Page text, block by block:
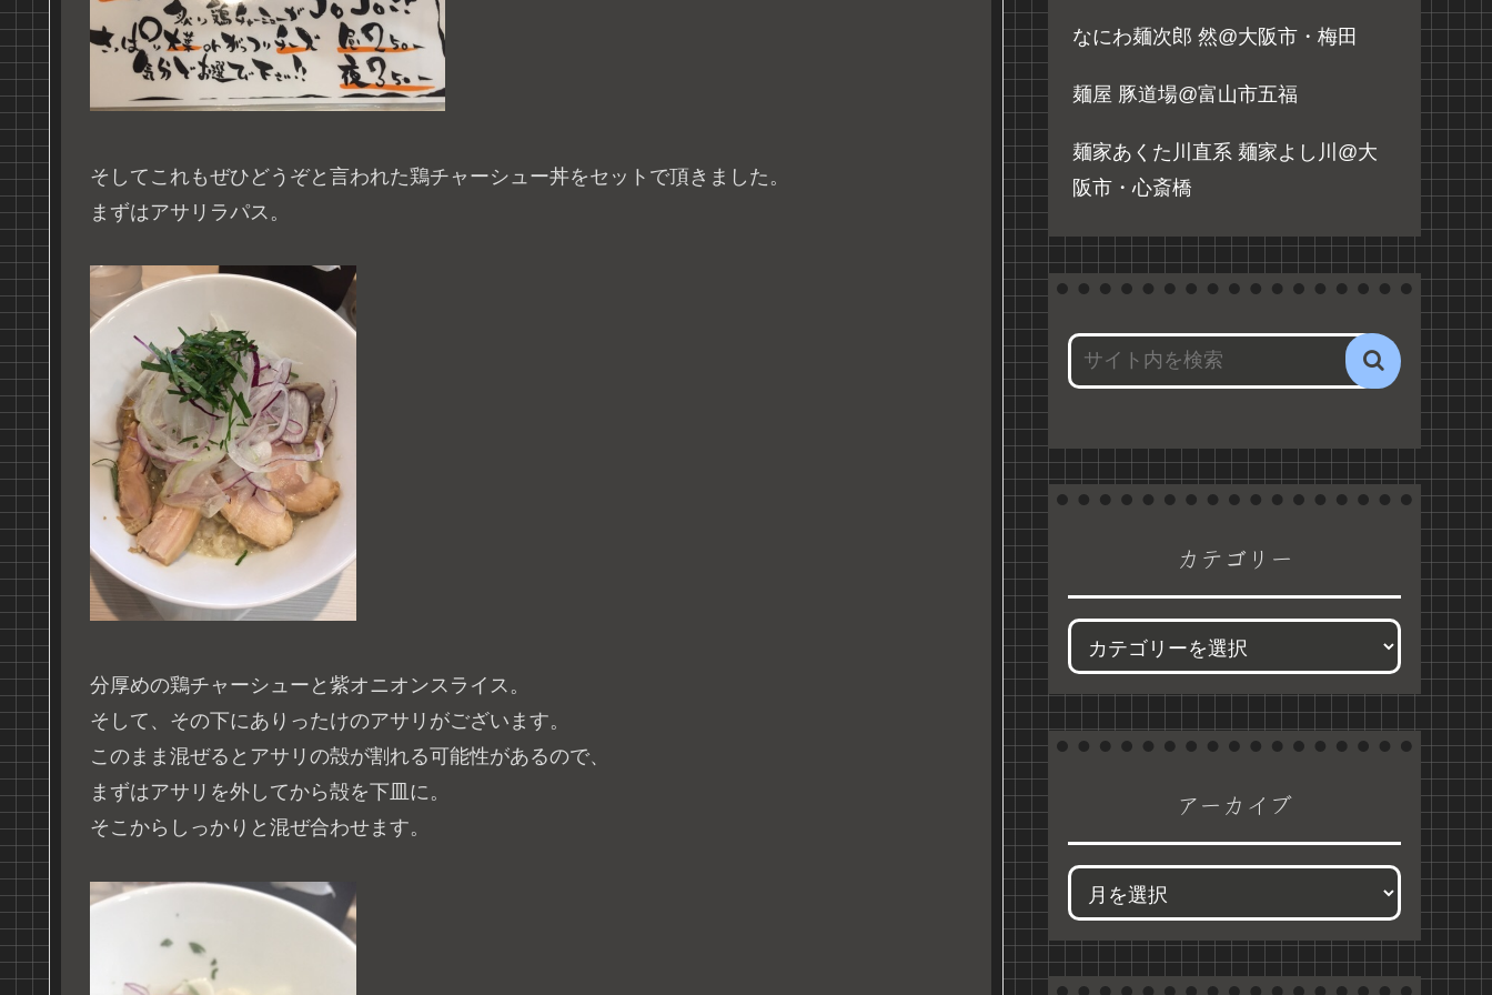
そしてこれもぜひどうぞと言われた鶏チャーシュー丼をセットで頂きました。
まずはアサリラパス。
分厚めの鶏チャーシューと紫オニオンスライス。
そして、その下にありったけのアサリがございます。
このまま混ぜるとアサリの殻が割れる可能性があるので、
まずはアサリを外してから殻を下皿に。
そこからしっかりと混ぜ合わせます。
なにわ麺次郎 然@大阪市・梅田
麺屋 豚道場@富山市五福
麺家あくた川直系 麺家よし川@大
阪市・心斎橋
カテゴリー
アーカイブ